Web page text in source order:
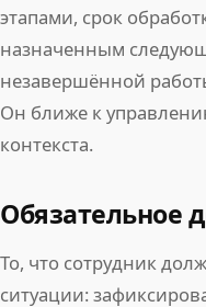
этапами, срок
назначенным
незавершённой
Он ближе к
контекста.
Обязательное
То, что сотрудник
ситуации: